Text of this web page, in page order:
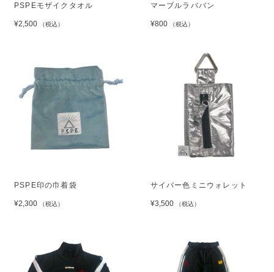
PSPEモザイクタオル
¥2,500 （税込）
マーブルラババン
¥800 （税込）
PSPE印の巾着袋
¥2,300 （税込）
サイバー色ミニウォレット
¥3,500 （税込）